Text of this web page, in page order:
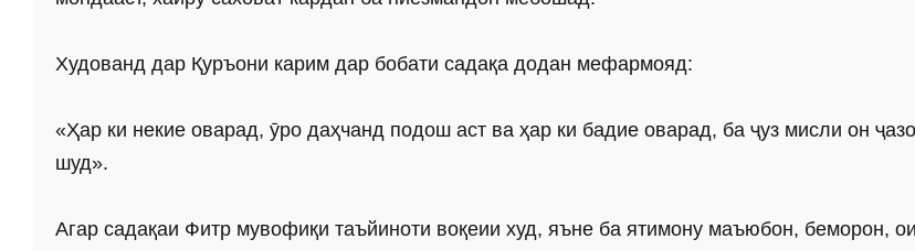
Худованд дар Қуръони карим дар бобати садақа додан мефармояд:
«Ҳар ки некие оварад, ӯро даҳчанд подош аст ва ҳар ки бадие оварад, ба ҷуз мисли он
шуд».
Агар садақаи Фитр мувофиқи таъйиноти воқеии худ, яъне ба ятимону маъюбон, беморон,